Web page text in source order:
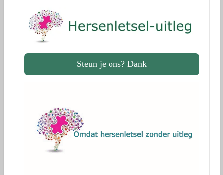
Steun je ons? Dank